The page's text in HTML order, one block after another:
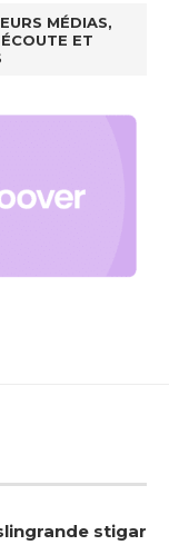
MÉDIAS,
ET
stigar